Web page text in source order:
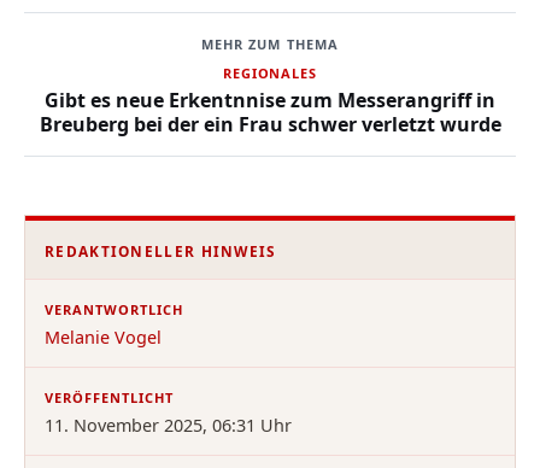
MEHR ZUM THEMA
REGIONALES
Gibt es neue Erkentnnise zum Messerangriff in
Breuberg bei der ein Frau schwer verletzt wurde
REDAKTIONELLER HINWEIS
VERANTWORTLICH
Melanie Vogel
VERÖFFENTLICHT
11. November 2025, 06:31 Uhr